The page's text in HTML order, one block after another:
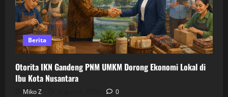
Berita
Otorita IKN Gandeng PNM UMKM Dorong Ekonomi Lokal di
Ibu Kota Nusantara
Miko Z 0